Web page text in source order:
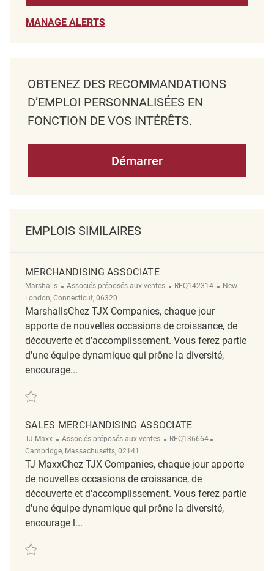
MANAGE ALERTS
OBTENEZ DES RECOMMANDATIONS
D’EMPLOI PERSONNALISÉES EN
FONCTION DE VOS INTÉRÊTS.
Démarrer
EMPLOIS SIMILAIRES
MERCHANDISING ASSOCIATE
Marshalls Catégorie
Associés préposés aux ventes ReqId
REQ142314 Emplacement
New
London, Connecticut, 06320
MarshallsChez TJX Companies, chaque jour
apporte de nouvelles occasions de croissance, de
découverte et d'accomplissement. Vous ferez partie
d'une équipe dynamique qui prône la diversité,
encourage...
Sauvegarder Merchandising Associate REQ142314
SALES MERCHANDISING ASSOCIATE
TJ Maxx Catégorie
Associés préposés aux ventes ReqId
REQ136664
Cambridge, Massachusetts, 02141
TJ MaxxChez TJX Companies, chaque jour apporte
de nouvelles occasions de croissance, de
découverte et d'accomplissement. Vous ferez partie
d'une équipe dynamique qui prône la diversité,
encourage l...
Sauvegarder Sales Merchandising Associate REQ136664